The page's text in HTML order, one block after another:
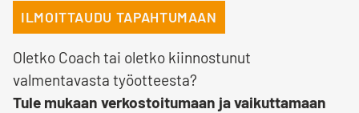
ILMOITTAUDU TAPAHTUMAAN
Oletko Coach tai oletko kiinnostunut
valmentavasta työotteesta?
Tule mukaan verkostoitumaan ja vaikuttamaan